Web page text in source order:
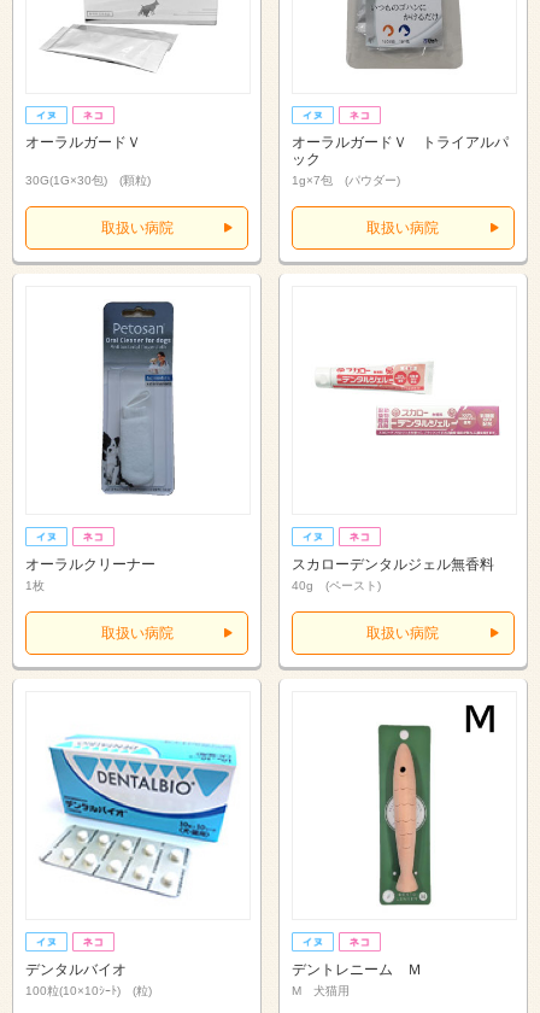
オーラルガードＶ
30G(1G×30包) (顆粒)
取扱い病院
オーラルガードＶ トライアルパ
ック
1g×7包 (パウダー)
取扱い病院
オーラルクリーナー
1枚
取扱い病院
スカローデンタルジェル無香料
40g (ペースト)
取扱い病院
デンタルバイオ
100粒(10×10ｼｰﾄ) (粒)
デントレニーム Ｍ
M 犬猫用